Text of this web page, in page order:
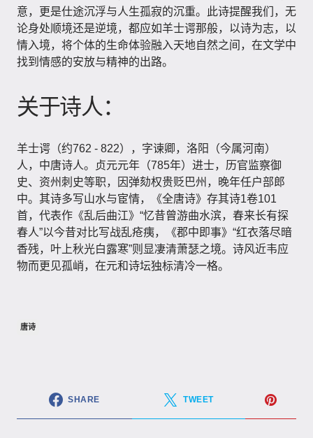
意，更是仕途沉浮与人生孤寂的沉重。此诗提醒我们，无
论身处顺境还是逆境，都应如羊士谔那般，以诗为志，以
情入境，将个体的生命体验融入天地自然之间，在文学中
找到情感的安放与精神的出路。
关于诗人：
羊士谔（约762 - 822），字谏卿，洛阳（今属河南）
人，中唐诗人。贞元元年（785年）进士，历官监察御
史、资州刺史等职，因弹劾权贵贬巴州，晚年任户部郎
中。其诗多写山水与宦情，《全唐诗》存其诗1卷101
首，代表作《乱后曲江》“忆昔曾游曲水滨，春来长有探
春人”以今昔对比写战乱疮痍，《郡中即事》“红衣落尽暗
香残，叶上秋光白露寒”则显凄清萧瑟之境。诗风近韦应
物而更见孤峭，在元和诗坛独标清冷一格。
唐诗
SHARE TWEET